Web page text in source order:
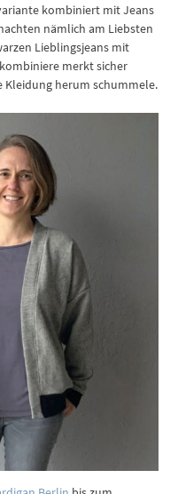
kombiniert mit Jeans
nämlich am Liebsten
Lieblingsjeans mit
merkt sicher
Kleidung herum schummele.